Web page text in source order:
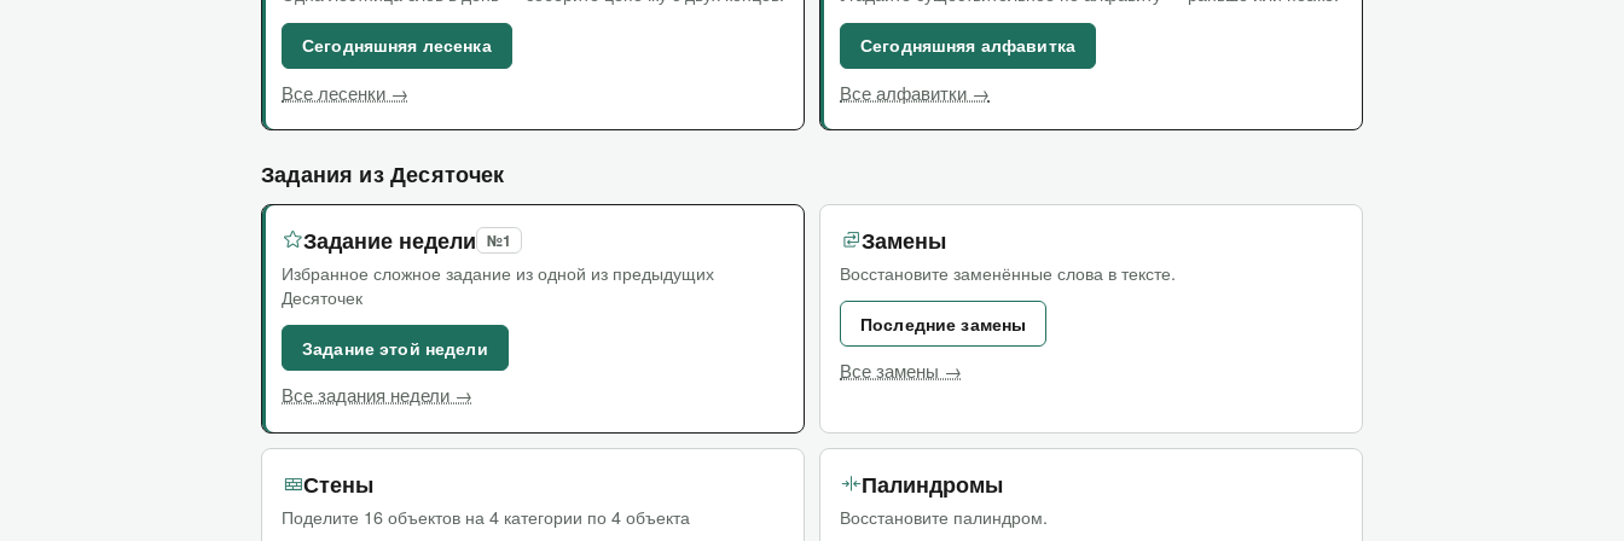
Сегодняшняя лесенка
Все лесенки →
Сегодняшняя алфавитка
Все алфавитки →
Задания из Десяточек
Задание недели №1
Избранное сложное задание из одной из предыдущих
Десяточек
Задание этой недели
Все задания недели →
Замены
Восстановите заменённые слова в тексте.
Последние замены
Все замены →
Стены
Поделите 16 объектов на 4 категории по 4 объекта
Палиндромы
Восстановите палиндром.